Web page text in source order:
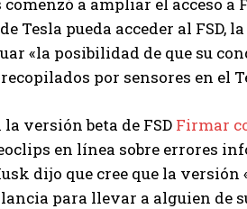
Tesla pueda acceder al FSD,
«la posibilidad de que su
por sensores en el
versión beta de FSD Firmar
en línea sobre errores
dijo que cree que la
para llevar a alguien de